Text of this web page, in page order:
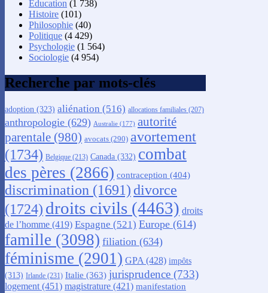
Éducation (1 738)
Histoire (101)
Philosophie (40)
Politique (4 429)
Psychologie (1 564)
Sociologie (4 954)
Recherche par mots-clés
adoption (323) aliénation (516) allocations familiales (207)
anthropologie (629) Australie (177) autorité
parentale (980) avocats (290) avortement
(1734) Belgique (213) Canada (332) combat
des pères (2866) contraception (404)
discrimination (1691) divorce
(1724) droits civils (4463) droits
de l’homme (419) Espagne (521) Europe (614)
famille (3098) filiation (634)
féminisme (2901) GPA (428) impôts
(313) Irlande (231) Italie (363) jurisprudence (733)
logement (451) magistrature (421) manifestation